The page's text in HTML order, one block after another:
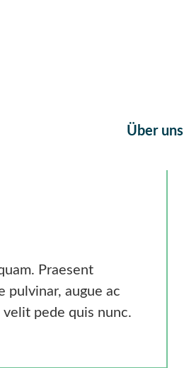
Über uns
Praesent
pulvinar, augue ac
pede quis nunc.